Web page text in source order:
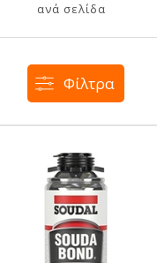
ανά σελίδα
Φίλτρα